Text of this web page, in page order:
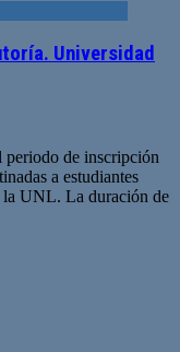
Universidad
periodo de inscripción
a estudiantes
la UNL. La duración de